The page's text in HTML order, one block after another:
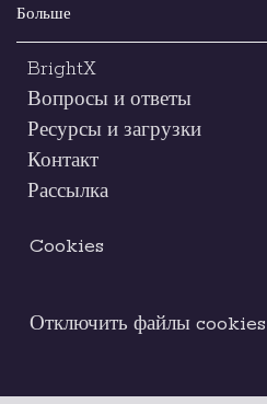
Больше
BrightX
Вопросы и ответы
Ресурсы и загрузки
Контакт
Рассылка
Cookies
Отключить файлы cookies